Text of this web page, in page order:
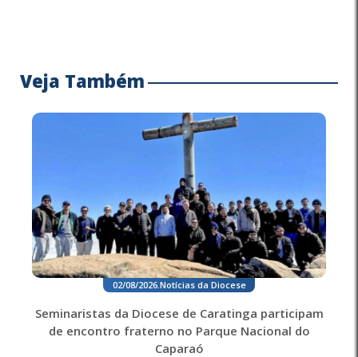
Veja Também
02/08/2026. Notícias da Diocese
Seminaristas da Diocese de Caratinga participam
de encontro fraterno no Parque Nacional do
Caparaó